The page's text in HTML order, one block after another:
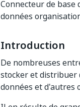
Connecteur de
données
Introduction
De nombreuses
stocker et distribuer
données et d'autres